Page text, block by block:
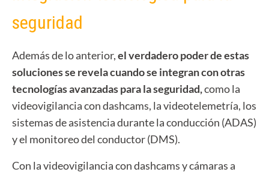
seguridad
Además de lo anterior,el verdadero poder de estas
soluciones se revela cuando se integran con otras
tecnologías avanzadas para la seguridad,como la
videovigilancia con dashcams, la videotelemetría, los
sistemas de asistencia durante la conducción (ADAS)
y el monitoreo del conductor (DMS).
Con la videovigilancia con dashcams y cámaras a